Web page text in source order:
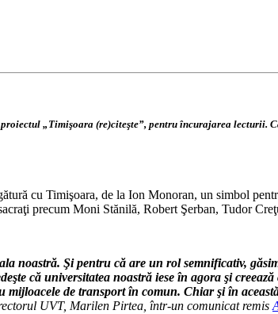
„Timişoara (re)citeşte”, pentru încurajarea
cu Timişoara, de la Ion Monoran, un simbol
precum Moni Stănilă, Robert Şerban, Tudor
noastră. Şi pentru că are un rol semnificativ,
că universitatea noastră iese în agora şi
de transport în comun. Chiar şi în
rectorul UVT, Marilen Pirtea, într-un comunicat remis